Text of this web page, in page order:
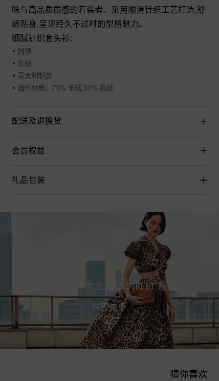
味与高品质质感的着装者。采用顺滑针织工艺打造,舒
适贴身,呈现经久不过时的型格魅力。
• 圆领
• 长袖
• 意大利制造
• 面料材质：70% 羊绒,30% 真丝
配送及退换货
会员权益
礼品包装
2026秋冬女士 LEO STREET 系列
探索更多
猜你喜欢